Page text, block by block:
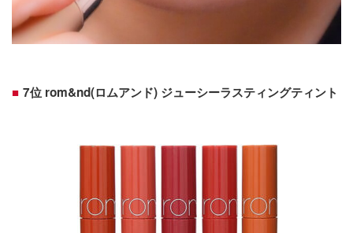
7位 rom&nd(ロムアンド) ジューシーラスティングティント